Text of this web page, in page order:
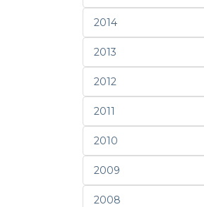
2014
2013
2012
2011
2010
2009
2008